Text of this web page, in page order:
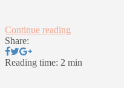
Continue reading
Share:
Reading time: 2 min